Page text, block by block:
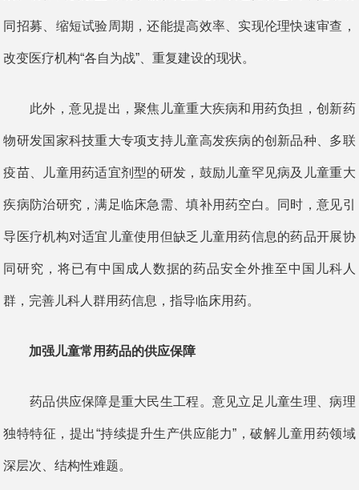
同招募、缩短试验周期，还能提高效率、实现伦理快速审查，
改变医疗机构“各自为战”、重复建设的现状。
此外，意见提出，聚焦儿童重大疾病和用药负担，创新药
物研发国家科技重大专项支持儿童高发疾病的创新品种、多联
疫苗、儿童用药适宜剂型的研发，鼓励儿童罕见病及儿童重大
疾病防治研究，满足临床急需、填补用药空白。同时，意见引
导医疗机构对适宜儿童使用但缺乏儿童用药信息的药品开展协
同研究，将已有中国成人数据的药品安全外推至中国儿科人
群，完善儿科人群用药信息，指导临床用药。
加强儿童常用药品的供应保障
药品供应保障是重大民生工程。意见立足儿童生理、病理
独特特征，提出“持续提升生产供应能力”，破解儿童用药领域
深层次、结构性难题。